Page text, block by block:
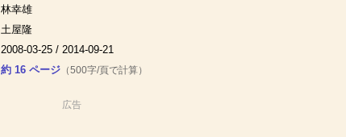
林幸雄
土屋隆
2008-03-25 / 2014-09-21
約 16 ページ （500字/頁で計算）
広告